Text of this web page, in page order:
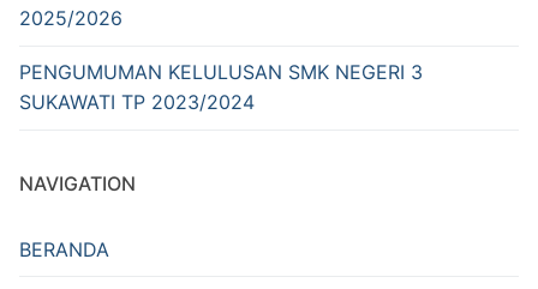
2025/2026
PENGUMUMAN KELULUSAN SMK NEGERI 3
SUKAWATI TP 2023/2024
NAVIGATION
BERANDA